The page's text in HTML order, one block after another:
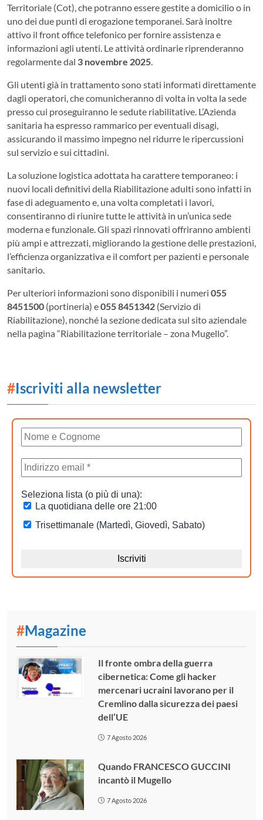
Territoriale (Cot), che potranno essere gestite a domicilio o in
uno dei due punti di erogazione temporanei. Sarà inoltre
attivo il front office telefonico per fornire assistenza e
informazioni agli utenti. Le attività ordinarie riprenderanno
regolarmente dal 3 novembre 2025.
Gli utenti già in trattamento sono stati informati direttamente
dagli operatori, che comunicheranno di volta in volta la sede
presso cui proseguiranno le sedute riabilitative. L’Azienda
sanitaria ha espresso rammarico per eventuali disagi,
assicurando il massimo impegno nel ridurre le ripercussioni
sul servizio e sui cittadini.
La soluzione logistica adottata ha carattere temporaneo: i
nuovi locali definitivi della Riabilitazione adulti sono infatti in
fase di adeguamento e, una volta completati i lavori,
consentiranno di riunire tutte le attività in un’unica sede
moderna e funzionale. Gli spazi rinnovati offriranno ambienti
più ampi e attrezzati, migliorando la gestione delle prestazioni,
l’efficienza organizzativa e il comfort per pazienti e personale
sanitario.
Per ulteriori informazioni sono disponibili i numeri 055
8451500 (portineria) e055 8451342 (Servizio di
Riabilitazione), nonché la sezione dedicata sul sito aziendale
nella pagina “Riabilitazione territoriale – zona Mugello”.
#Iscriviti alla newsletter
#Magazine
Il fronte ombra della guerra
cibernetica: Come gli hacker
mercenari ucraini lavorano per il
Cremlino dalla sicurezza dei paesi
dell’UE
7 Agosto 2026
Quando FRANCESCO GUCCINI
incantò il Mugello
7 Agosto 2026